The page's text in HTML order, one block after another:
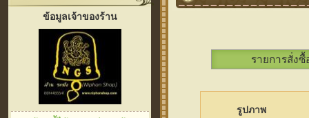
ข้อมูลเจ้าของร้าน
รายการสั่งซื้
รูปภาพ